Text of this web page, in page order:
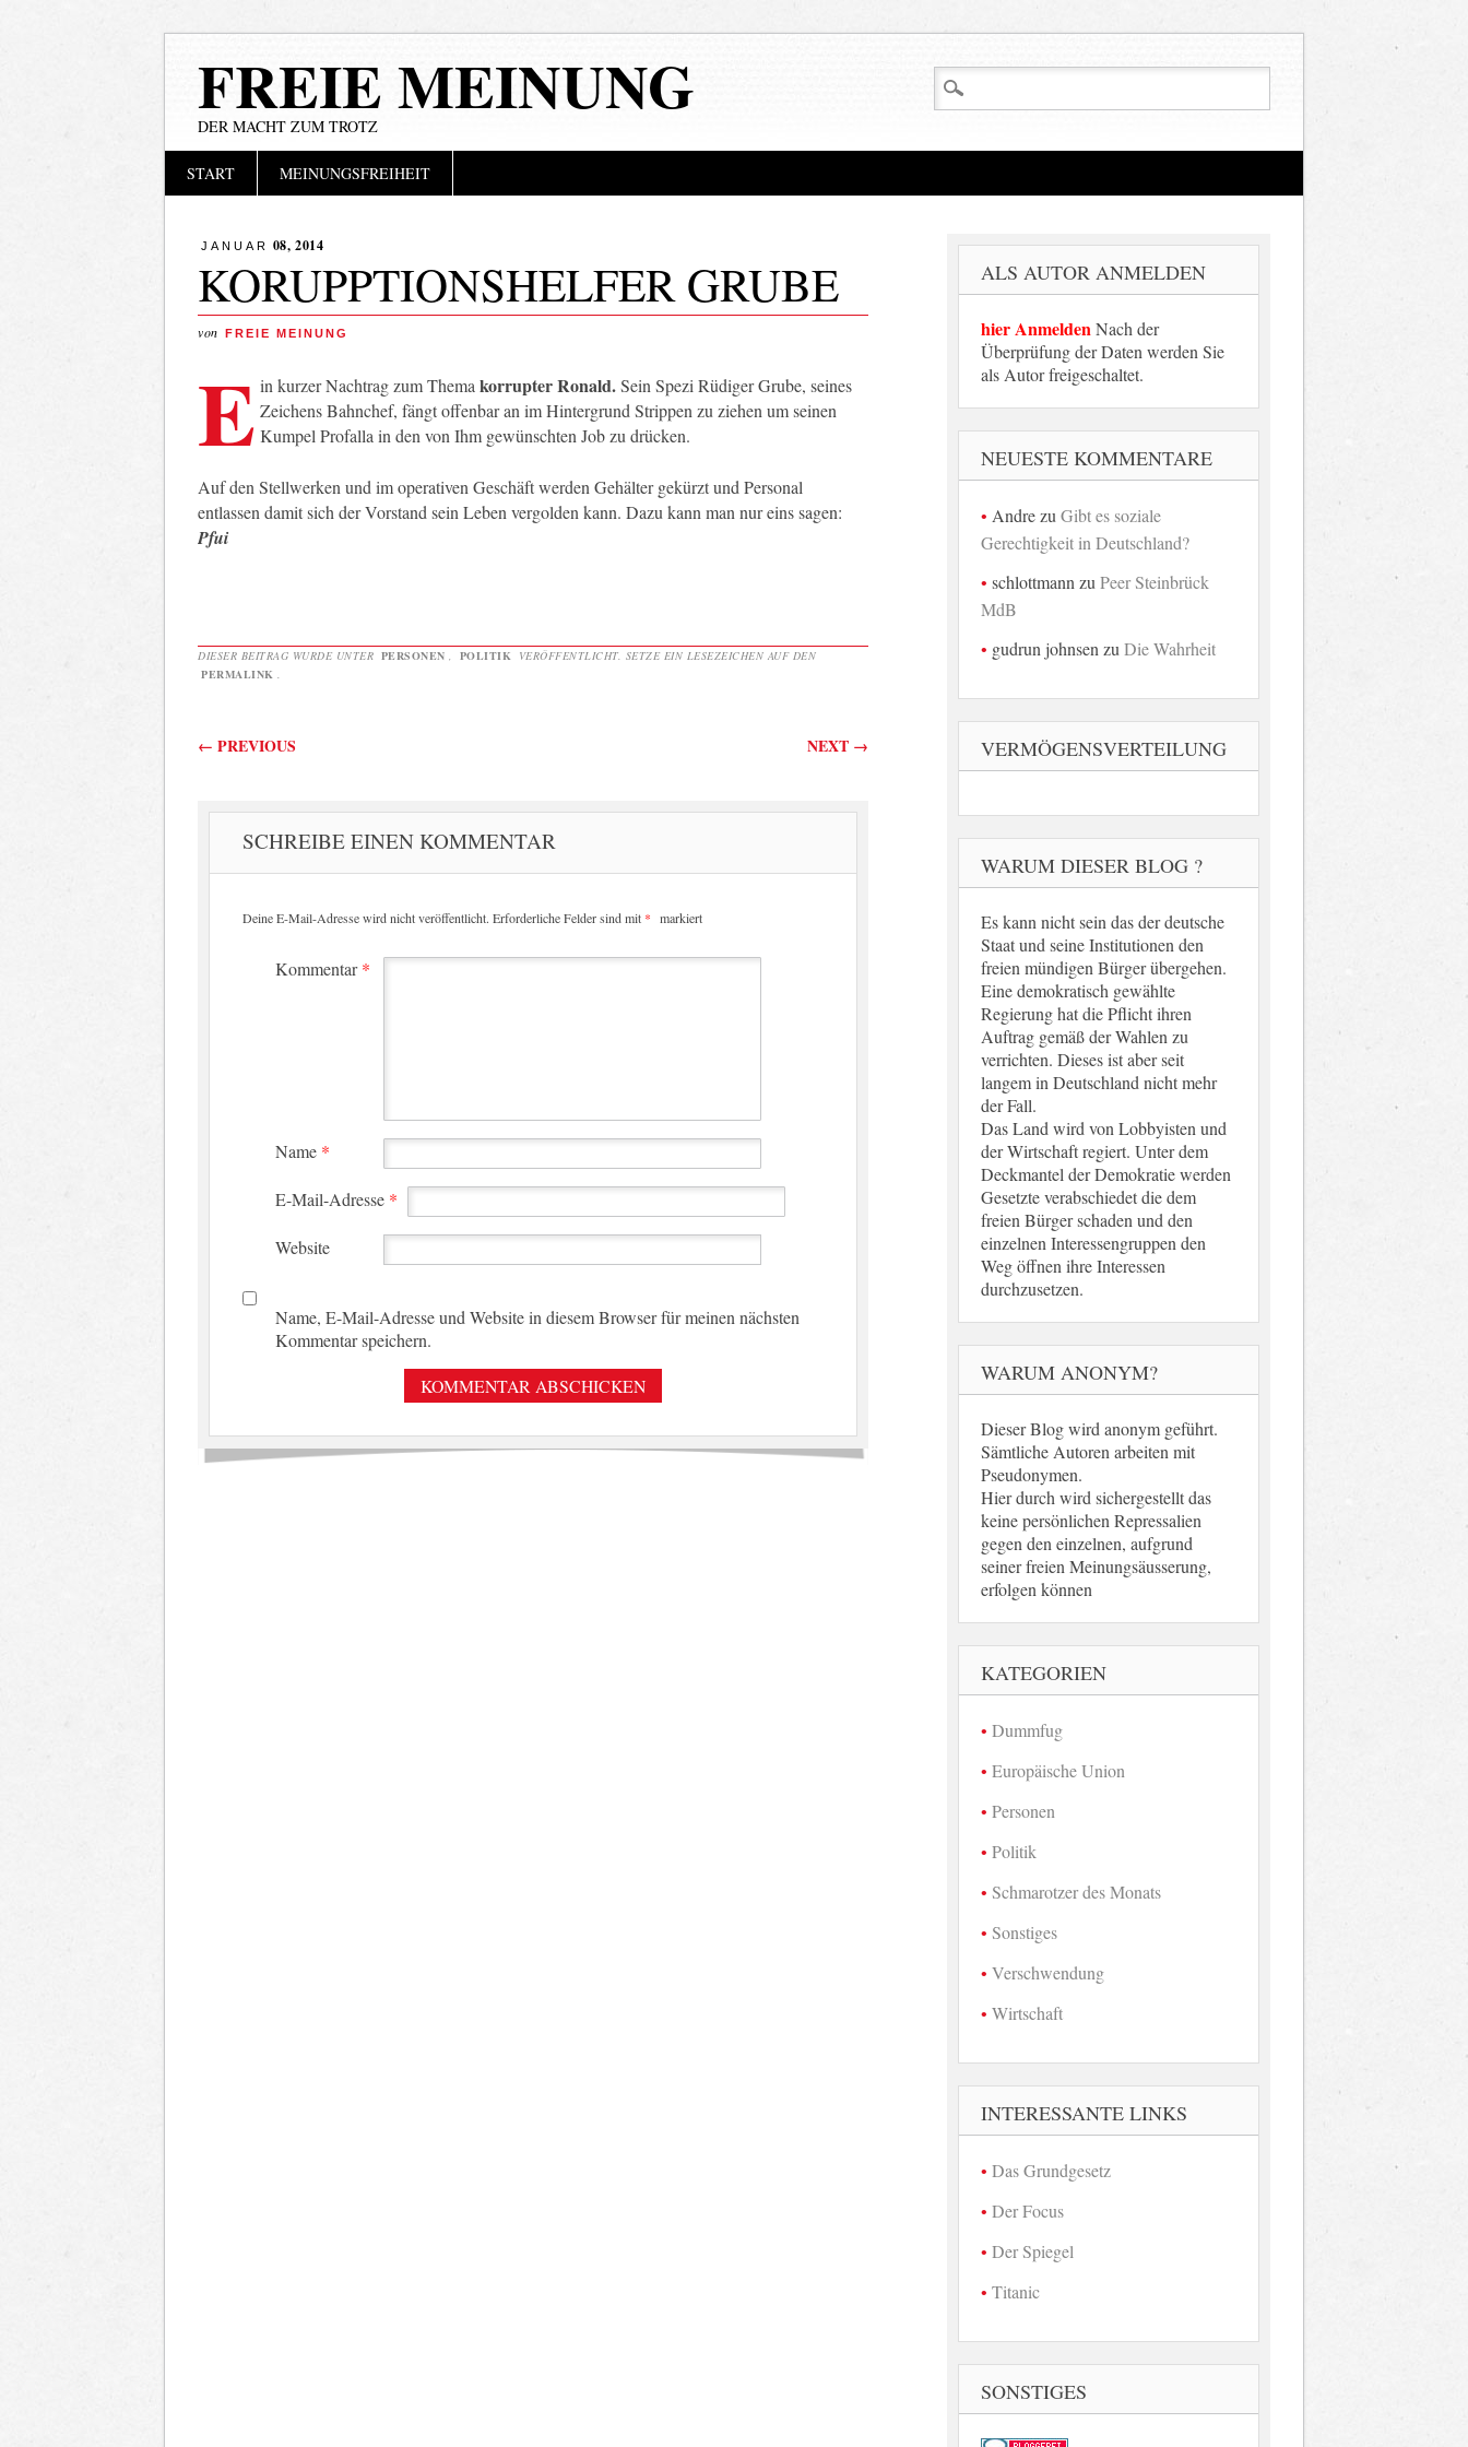
FREIE MEINUNG
DER MACHT ZUM TROTZ
Hauptmenü
InhaltSTART MEINUNGSFREIHEIT
JANUAR 08, 2014
KORUPPTIONSHELFER GRUBE
von FREIE MEINUNG
E in kurzer Nachtrag zum Thema korrupter Ronald.Sein Spezi Rüdiger Grube, seines
Zeichens Bahnchef, fängt offenbar an im Hintergrund Strippen zu ziehen um seinen
Kumpel Profalla in den von Ihm gewünschten Job zu drücken.
Auf den Stellwerken und im operativen Geschäft werden Gehälter gekürzt und Personal
entlassen damit sich der Vorstand sein Leben vergolden kann. Dazu kann man nur eins sagen:
Pfui
DIESER BEITRAG WURDE UNTER PERSONEN POLITIK
VERÖFFENTLICHT. SETZE EIN LESEZEICHEN AUF DEN
PERMALINK
Beitragsnavigation
← PREVIOUS NEXT →
SCHREIBE EINEN KOMMENTAR
Deine E-Mail-Adresse wird nicht veröffentlicht. Erforderliche Felder sind mit * markiert
Kommentar*
Name *
E-Mail-Adresse *
Website
Name, E-Mail-Adresse und Website in diesem Browser für meinen nächsten
Kommentar speichern.
ALS AUTOR ANMELDEN
hier Anmelden Nach der
Überprüfung der Daten werden Sie
als Autor freigeschaltet.
NEUESTE KOMMENTARE
Andrezu Gibt es soziale
Gerechtigkeit in Deutschland?
schlottmann zu Peer Steinbrück
MdB
gudrun johnsen zu Die Wahrheit
VERMÖGENSVERTEILUNG
WARUM DIESER BLOG ?
Es kann nicht sein das der deutsche
Staat und seine Institutionen den
freien mündigen Bürger übergehen.
Eine demokratisch gewählte
Regierung hat die Pflicht ihren
Auftrag gemäß der Wahlen zu
verrichten. Dieses ist aber seit
langem in Deutschland nicht mehr
der Fall.
Das Land wird von Lobbyisten und
der Wirtschaft regiert. Unter dem
Deckmantel der Demokratie werden
Gesetzte verabschiedet die dem
freien Bürger schaden und den
einzelnen Interessengruppen den
Weg öffnen ihre Interessen
durchzusetzen.
WARUM ANONYM?
Dieser Blog wird anonym geführt.
Sämtliche Autoren arbeiten mit
Pseudonymen.
Hier durch wird sichergestellt das
keine persönlichen Repressalien
gegen den einzelnen, aufgrund
seiner freien Meinungsäusserung,
erfolgen können
KATEGORIEN
Dummfug
Europäische Union
Personen
Politik
Schmarotzer des Monats
Sonstiges
Verschwendung
Wirtschaft
INTERESSANTE LINKS
Das Grundgesetz
Der Focus
Der Spiegel
Titanic
SONSTIGES